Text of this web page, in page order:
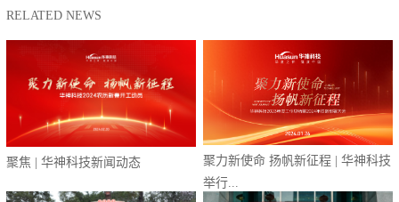
RELATED NEWS
聚焦 | 华神科技新闻动态
聚力新使命 扬帆新征程 | 华神科技
举行...